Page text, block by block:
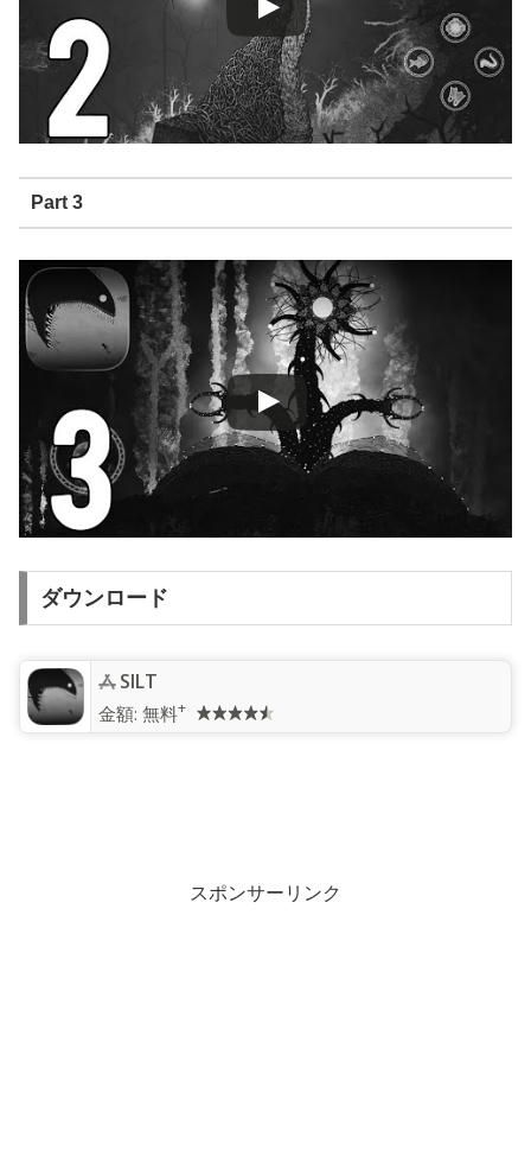
Part 3
ダウンロード
SILT
金額: 無料+
スポンサーリンク